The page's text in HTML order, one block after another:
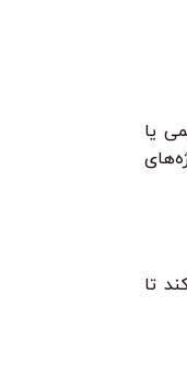
یا
تا